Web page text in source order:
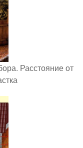
Расстояние от